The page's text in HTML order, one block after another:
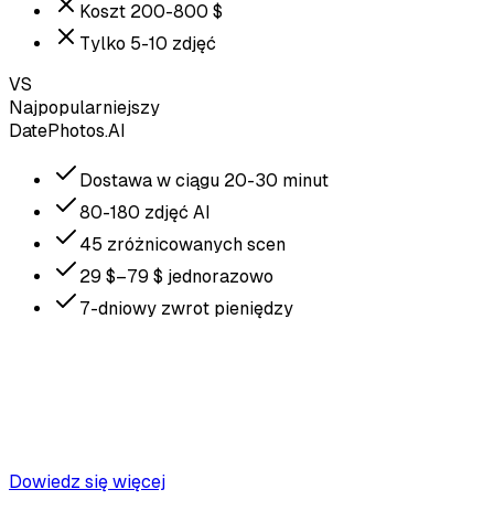
Koszt 200-800 $
Tylko 5-10 zdjęć
VS
Najpopularniejszy
DatePhotos.AI
Dostawa w ciągu 20-30 minut
80-180 zdjęć AI
45 zróżnicowanych scen
29 $–79 $ jednorazowo
7-dniowy zwrot pieniędzy
Dowiedz się więcej